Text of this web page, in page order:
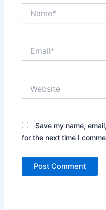
Save my name,
for the next time I